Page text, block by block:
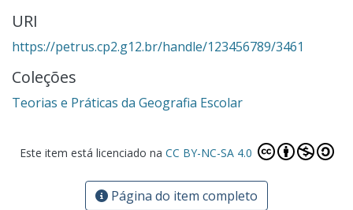
URI
https://petrus.cp2.g12.br/handle/123456789/3461
Coleções
Teorias e Práticas da Geografia Escolar
Este item está licenciado na CC BY-NC-SA 4.0
Página do item completo